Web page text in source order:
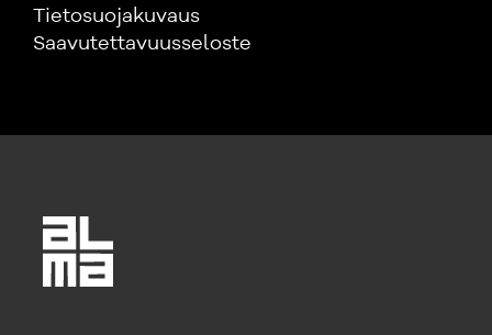
Tietosuojakuvaus
Saavutettavuusseloste